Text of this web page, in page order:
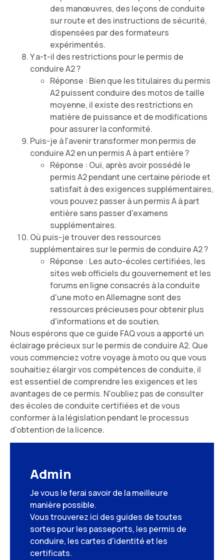
des manœuvres, des leçons de conduite
sur route et des instructions de sécurité,
dispensées par des formateurs
expérimentés.
Y a-t-il des restrictions pour le permis de
conduire A2 ?
Réponse : Bien que les titulaires du permis
A2 puissent conduire des motos de taille
moyenne, il existe des restrictions en
matière de puissance et de modifications
pour assurer la conformité.
Puis-je à l'avenir transformer mon permis de
conduire A2 en un permis A à part entière ?
Réponse : Oui, après avoir possédé le
permis A2 pendant une certaine période et
satisfait à des exigences supplémentaires,
vous pouvez passer à un permis A à part
entière sans passer d'examens
supplémentaires.
Où puis-je trouver des ressources
supplémentaires sur le permis de conduire A2 ?
Réponse : Les auto-écoles certifiées, les
sites web officiels du gouvernement et les
forums en ligne consacrés à la conduite
d'une moto en Allemagne sont des
ressources précieuses pour obtenir plus
d'informations et de soutien.
Nous espérons que ce guide FAQ vous a apporté un
éclairage précieux sur le permis de conduire A2. Que
vous commenciez votre voyage à moto ou que vous
souhaitiez élargir vos compétences de conduite, il
est essentiel de comprendre les exigences et les
avantages de ce permis. N'oubliez pas de consulter
des écoles de conduite certifiées et de vous
conformer à la législation pendant le processus
d'obtention de la licence.
Admin
Je vous le ferai savoir de la meilleure
manière possible.
Vous trouverez ici des guides de toutes
sortes pour les passeports, les permis de
conduire, les cartes d'identité et les
certificats.